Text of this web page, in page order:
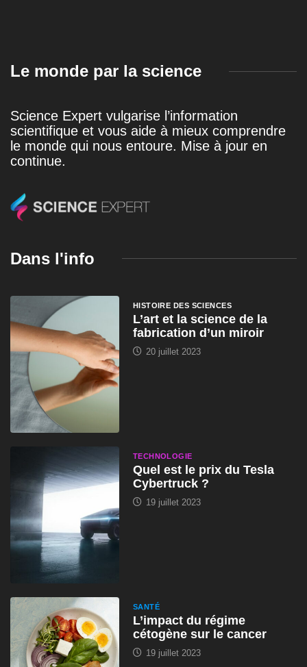
Le monde par la science
Science Expert vulgarise l’information
scientifique et vous aide à mieux comprendre
le monde qui nous entoure. Mise à jour en
continue.
Dans l'info
HISTOIRE DES SCIENCES
L’art et la science de la
fabrication d’un miroir
20 juillet 2023
TECHNOLOGIE
Quel est le prix du Tesla
Cybertruck ?
19 juillet 2023
SANTÉ
L’impact du régime
cétogène sur le cancer
19 juillet 2023